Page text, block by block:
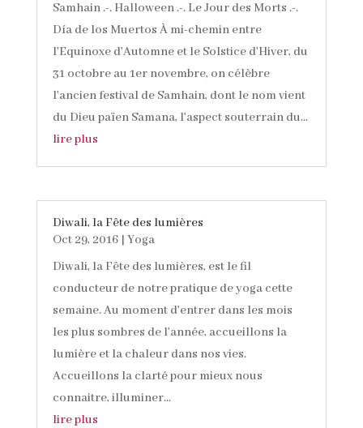
Samhain .-. Halloween .-. Le Jour des Morts .-.
Día de los Muertos À mi-chemin entre
l'Equinoxe d'Automne et le Solstice d'Hiver, du
31 octobre au 1er novembre, on célèbre
l'ancien festival de Samhain, dont le nom vient
du Dieu païen Samana, l'aspect souterrain du...
lire plus
Diwali, la Fête des lumières
Oct 29, 2016| Yoga
Diwali, la Fête des lumières, est le fil
conducteur de notre pratique de yoga cette
semaine. Au moment d'entrer dans les mois
les plus sombres de l'année, accueillons la
lumière et la chaleur dans nos vies.
Accueillons la clarté pour mieux nous
connaitre, illuminer...
lire plus